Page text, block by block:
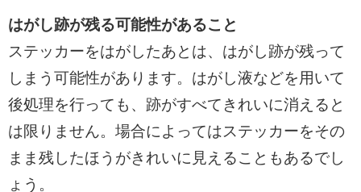
はがし跡が残る可能性があること
ステッカーをはがしたあとは、はがし跡が残って
しまう可能性があります。はがし液などを用いて
後処理を行っても、跡がすべてきれいに消えると
は限りません。場合によってはステッカーをその
まま残したほうがきれいに見えることもあるでし
ょう。